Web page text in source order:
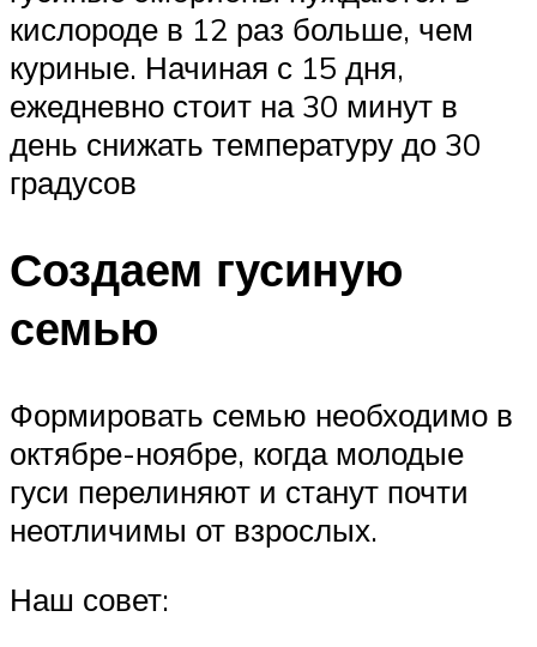
кислороде в 12 раз больше, чем
куриные. Начиная с 15 дня,
ежедневно стоит на 30 минут в
день снижать температуру до 30
градусов
Создаем гусиную
семью
Формировать семью необходимо в
октябре-ноябре, когда молодые
гуси перелиняют и станут почти
неотличимы от взрослых.
Наш совет: